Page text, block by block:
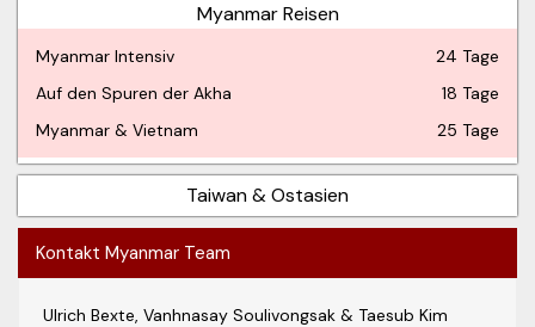
Myanmar Reisen
Myanmar Intensiv
24 Tage
Auf den Spuren der Akha
18 Tage
Myanmar & Vietnam
25 Tage
Taiwan & Ostasien
Kontakt Myanmar Team
Ulrich Bexte, Vanhnasay Soulivongsak & Taesub Kim